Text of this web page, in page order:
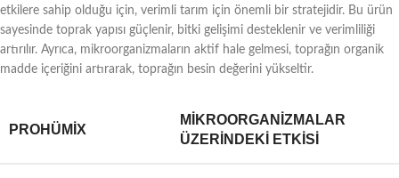
etkilere sahip olduğu için, verimli tarım için önemli bir stratejidir. Bu ürün
sayesinde toprak yapısı güçlenir, bitki gelişimi desteklenir ve verimliliği
artırılır. Ayrıca, mikroorganizmaların aktif hale gelmesi, toprağın organik
madde içeriğini artırarak, toprağın besin değerini yükseltir.
PROHÜMIX
MIKROORGANIZMALAR
ÜZERINDEKI ETKISI